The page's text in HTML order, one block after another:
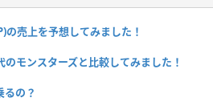
の売上を予想してみました！
モンスターズと比較してみました！
るの？